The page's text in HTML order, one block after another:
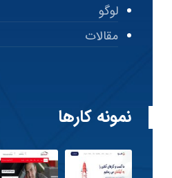
لوگو
مقالات
نمونه کارها